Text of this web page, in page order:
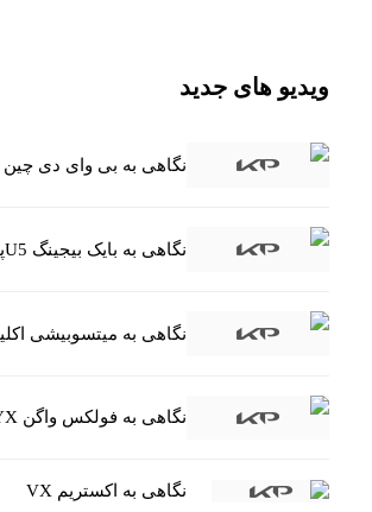
ویدیو های جدید
نگاهی به بی وای دی چین
نگاهی به بایک بیجینگ U5پلاس
نگاهی به میتسوبیشی
نگاهی به فولکس واگن ID.UNYX
نگاهی به اکستریم VX